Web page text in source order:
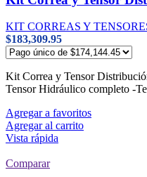
KIT CORREAS Y
$183,309.95
Kit Correa y Tensor
Tensor Hidráulico completo -
Agregar a favoritos
Agregar al carrito
Vista rápida
Comparar